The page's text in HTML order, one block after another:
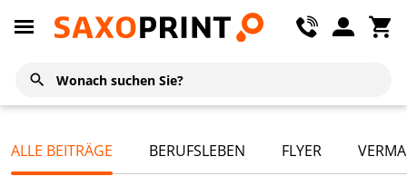
ALLE BEITRÄGE BERUFSLEBEN FLYER